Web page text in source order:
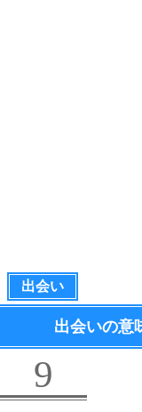
出会い
出会いの意
9